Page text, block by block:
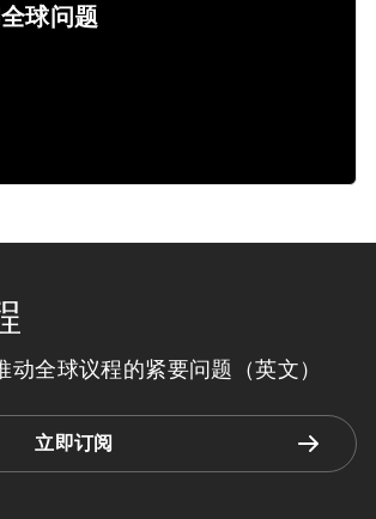
球问题
动全球议程的紧要问题（英文）
立即订阅